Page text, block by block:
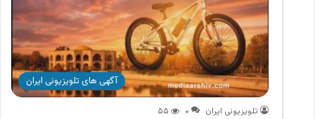
آگهی های تلویزیونی ایران
تلویزیونی ایران ۰ ۵۵